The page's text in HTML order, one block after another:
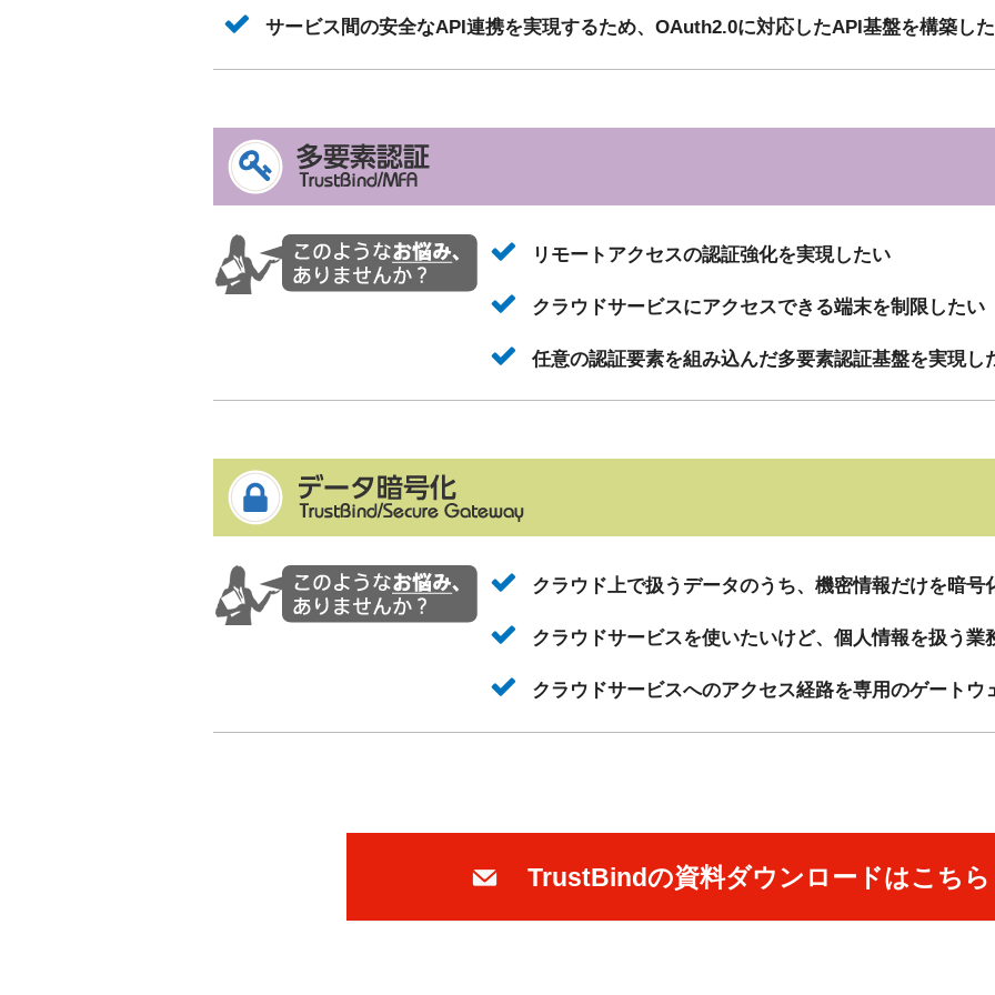
サービス間の安全なAPI連携を実現するため、OAuth2.0に対応したAPI基盤を構築し
リモートアクセスの認証強化を実現したい
クラウドサービスにアクセスできる端末を制限したい
任意の認証要素を組み込んだ多要素認証基盤を実現し
クラウド上で扱うデータのうち、機密情報だけを暗号
クラウドサービスを使いたいけど、個人情報を扱う業
クラウドサービスへのアクセス経路を専用のゲートウ
TrustBindの資料ダウンロードはこちら